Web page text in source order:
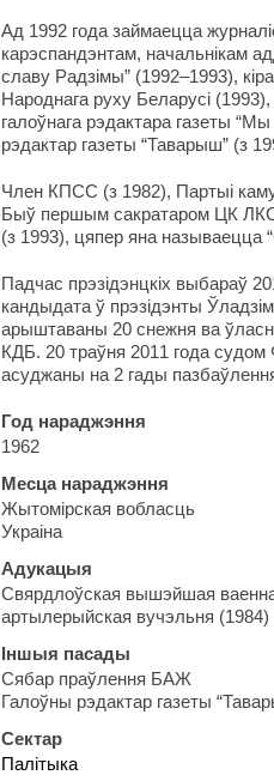
Ад 1992 года займаецца
карэспандэнтам, начальнікам
славу Радзімы” (1992–1993),
Народнага руху Беларусі
галоўнага рэдактара газеты
рэдактар ​​газеты “Таварыш” (з
Член КПСС (з 1982), Партыі
Быў першым сакратаром ЦК
(з 1993), цяпер яна называецца
Падчас прэзідэнцкіх выбараў
кандыдата ў прэзідэнты
арыштаваны 20 снежня ва
КДБ. 20 траўня 2011 года судом
асуджаны на 2 гады
Год нараджэння
1962
Месца нараджэння
Жытомірская вобласць
Украіна
Адукацыя
Свярдлоўская вышэйшая
артылерыйская вучэльня (1984)
Іншыя пасады
Сябар праўлення БАЖ
Галоўны рэдактар газеты
Сектар
Палітыка